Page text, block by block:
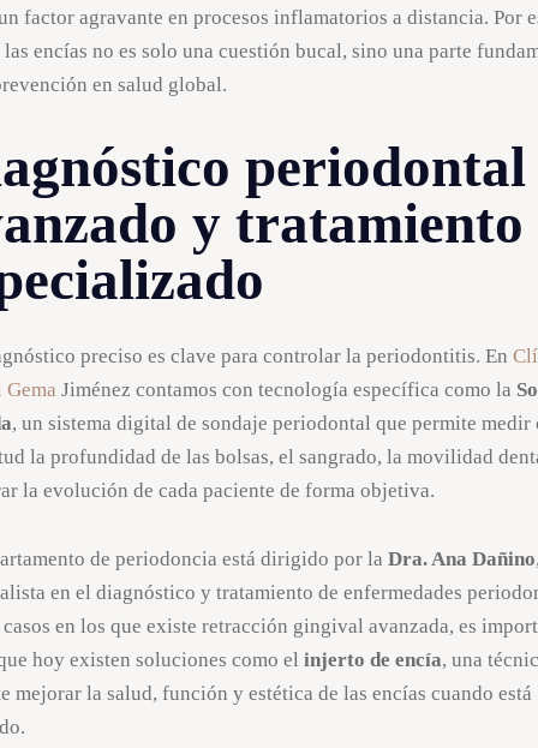
factor agravante en procesos inflamatorios a distancia. Por
encías no es solo una cuestión bucal, sino una parte
en salud global.
periodontal
y tratamiento
preciso es clave para controlar la periodontitis. En
Gema Jiménez contamos con tecnología específica como la
, un sistema digital de sondaje periodontal que permite medir
la profundidad de las bolsas, el sangrado, la movilidad
la evolución de cada paciente de forma objetiva.
de periodoncia está dirigido por laDra. Ana Dañino
en el diagnóstico y tratamiento de enfermedades
en los que existe retracción gingival avanzada, es
hoy existen soluciones como elinjerto de encía, una
mejorar la salud, función y estética de las encías cuando está